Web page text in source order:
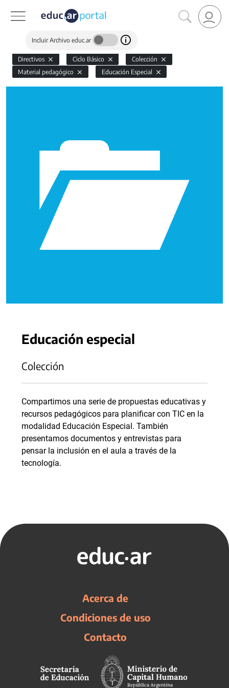
Incluir Archivo educ.ar
Directivos Ciclo Básico
Colección
Material pedagógico
Educación Especial
Educación especial
Colección
Compartimos una serie de propuestas educativas y
recursos pedagógicos para planificar con TIC en la
modalidad Educación Especial. También
presentamos documentos y entrevistas para
pensar la inclusión en el aula a través de la
tecnología.
Acerca de
Condiciones de uso
Contacto